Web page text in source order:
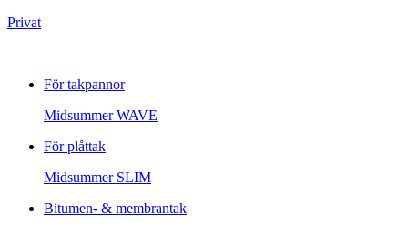
Privat
För takpannor
MidsummerWAVE
För plåttak
Midsummer SLIM
Bitumen- & membrantak